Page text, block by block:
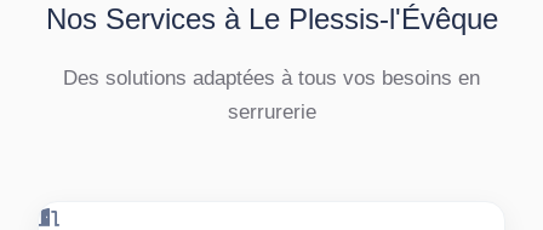
Nos Services à Le Plessis-l'Évêque
Des solutions adaptées à tous vos besoins en
serrurerie